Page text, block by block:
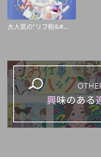
大人気の”リフ粉&#...